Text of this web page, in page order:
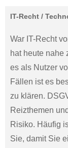
IT-Recht /
War IT-Recht
hat heute nahe
es als Nutzer
Fällen ist es
zu klären.
Reizthemen
Risiko. Häufig
Sie, damit Sie